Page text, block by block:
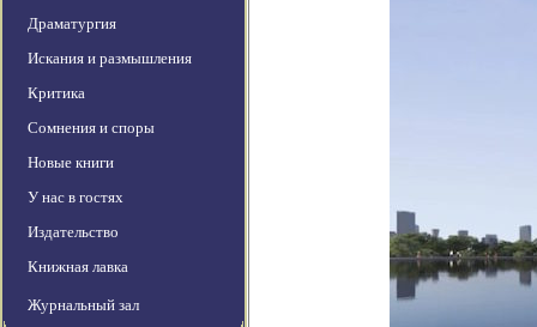
Драматургия
Искания и размышления
Критика
Сомнения и споры
Новые книги
У нас в гостях
Издательство
Книжная лавка
Журнальный зал